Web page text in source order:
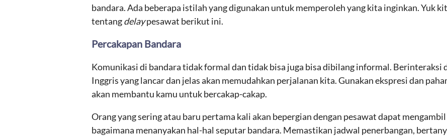
bandara. Ada beberapa istilah yang digunakan untuk memperoleh yang kita inginkan. Yuk
tentangdelaypesawat berikut ini.
Percakapan Bandara
Komunikasi di bandara tidak formal dan tidak bisa juga bisa dibilang informal. Berinteraksi
Inggris yang lancar dan jelas akan memudahkan perjalanan kita. Gunakan ekspresi dan
akan membantu kamu untuk bercakap-cakap.
Orang yang sering atau baru pertama kali akan bepergian dengan pesawat dapat
bagaimana menanyakan hal-hal seputar bandara. Memastikan jadwal penerbangan,